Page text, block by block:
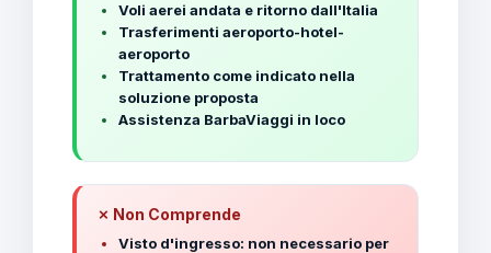
Voli aerei andata e ritorno dall'Italia
Trasferimenti aeroporto-hotel-
aeroporto
Trattamento come indicato nella
soluzione proposta
Assistenza BarbaViaggi in loco
✗ Non Comprende
Visto d'ingresso: non necessario per